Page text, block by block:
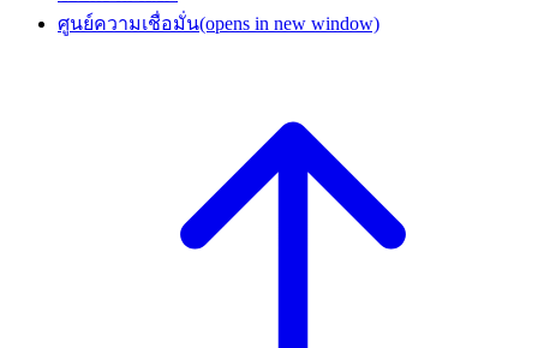
ศูนย์ความเชื่อมั่น(opens in new window)